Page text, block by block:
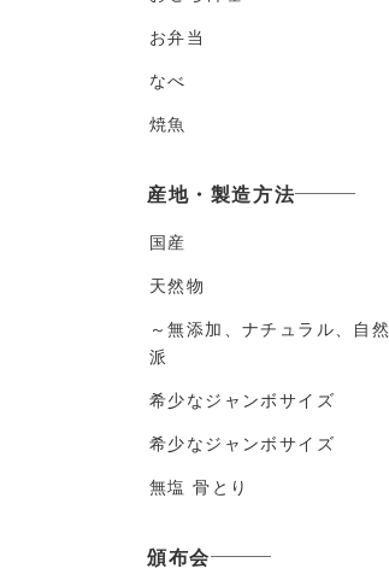
お弁当
なべ
焼魚
産地・製造方法
国産
天然物
～無添加、ナチュラル、自然
派
希少なジャンボサイズ
希少なジャンボサイズ
無塩 骨とり
頒布会